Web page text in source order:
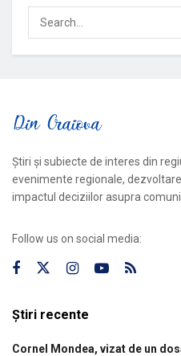
Știri și subiecte de interes din
evenimente regionale,
impactul deciziilor asupra
Follow us on social media:
Știri recente
Cornel Mondea, vizat de un